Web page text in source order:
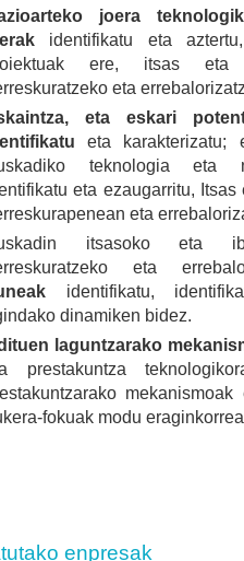
joera
identifikatu eta
ere, itsas eta
eta
eta eskari
eta karakterizatu;
teknologia eta
eta ezaugarritu,
eta
itsasoko eta
eta
identifikatu,
dinamiken bidez.
laguntzarako
prestakuntza
fokuak modu
enpresak